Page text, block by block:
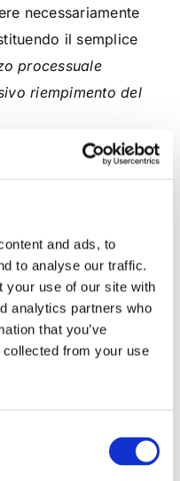
and ads, to
to analyse our traffic.
your use of our site with
analytics partners who
that you’ve
collected from your use
necessariamente
il semplice
processuale
riempimento del
pertanto,
Dott. Elio Pino